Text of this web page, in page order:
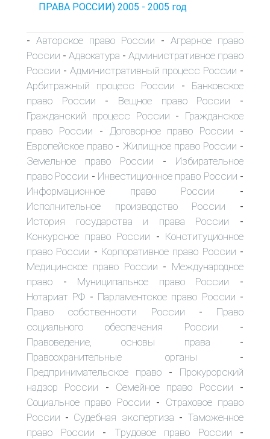
ПРАВА РОССИИ) 2005 - 2005 год
- Авторское право России - Аграрное право
России - Адвокатура - Административное право
России - Административный процесс России -
Арбитражный процесс России - Банковское
право России - Вещное право России -
Гражданский процесс России - Гражданское
право России - Договорное право России -
Европейское право - Жилищное право России -
Земельное право России - Избирательное
право России - Инвестиционное право России -
Информационное право России -
Исполнительное производство России -
История государства и права России -
Конкурсное право России - Конституционное
право России - Корпоративное право России -
Медицинское право России - Международное
право - Муниципальное право России -
Нотариат РФ - Парламентское право России -
Право собственности России - Право
социального обеспечения России -
Правоведение, основы права -
Правоохранительные органы -
Предпринимательское право - Прокурорский
надзор России - Семейное право России -
Социальное право России - Страховое право
России - Судебная экспертиза - Таможенное
право России - Трудовое право России -